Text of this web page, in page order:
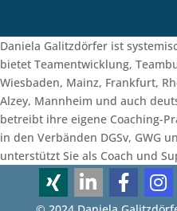
Daniela Galitzdörfer ist
bietet Teamentwicklung,
Wiesbaden, Mainz, Frankfurt,
Alzey, Mannheim und auch
betreibt ihre eigene Coaching-
in den Verbänden DGSv, GWG
unterstützt Sie als Coach und